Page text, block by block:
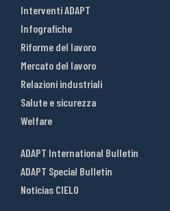
Interventi ADAPT
Infografiche
Riforme del lavoro
Mercato del lavoro
Relazioni industriali
Salute e sicurezza
Welfare
ADAPT International Bulletin
ADAPT Special Bulletin
Noticias CIELO